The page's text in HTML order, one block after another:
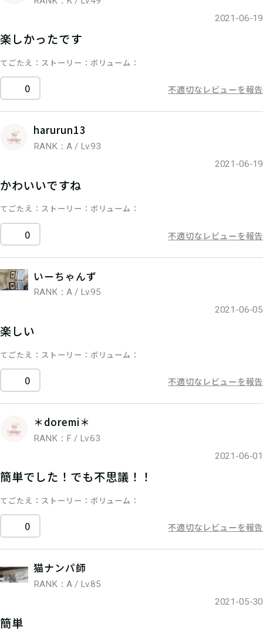
2021-06-19
楽しかったです
てごたえ ストーリー ボリューム
0 不適切なレビューを報告
harurun13
RANK：A / Lv.93
2021-06-19
かわいいですね
てごたえ ストーリー ボリューム
0 不適切なレビューを報告
いーちゃんず
RANK：A / Lv.95
2021-06-05
楽しい
てごたえ ストーリー ボリューム
0 不適切なレビューを報告
＊doremi＊
RANK：F / Lv.63
2021-06-01
簡単でした！でも不思議！！
てごたえ ストーリー ボリューム
0 不適切なレビューを報告
猫ナンパ師
RANK：A / Lv.85
2021-05-30
簡単